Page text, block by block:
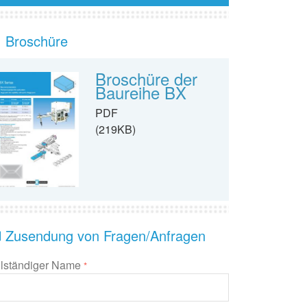
Broschüre
Broschüre der
Baureihe BX
PDF
(219KB)
Zusendung von Fragen/Anfragen
Name *